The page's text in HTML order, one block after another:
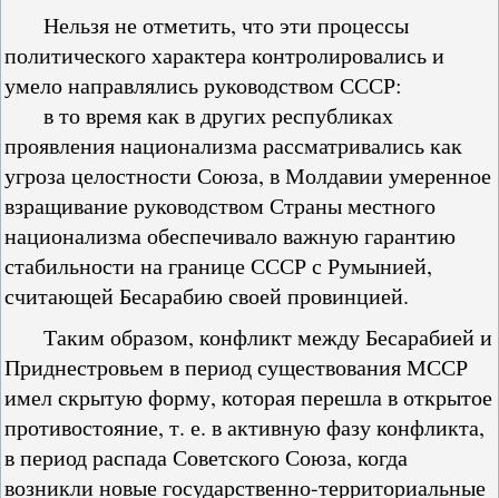
Нельзя не отметить, что эти процессы
политического характера контролировались и
умело направлялись руководством СССР:
в то время как в других республиках
проявления национализма рассматривались как
угроза целостности Союза, в Молдавии умеренное
взращивание руководством Страны местного
национализма обеспечивало важную гарантию
стабильности на границе СССР с Румынией,
считающей Бесарабию своей провинцией.
Таким образом, конфликт между Бесарабией и
Приднестровьем в период существования МССР
имел скрытую форму, которая перешла в открытое
противостояние, т. е. в активную фазу конфликта,
в период распада Советского Союза, когда
возникли новые государственно-территориальные